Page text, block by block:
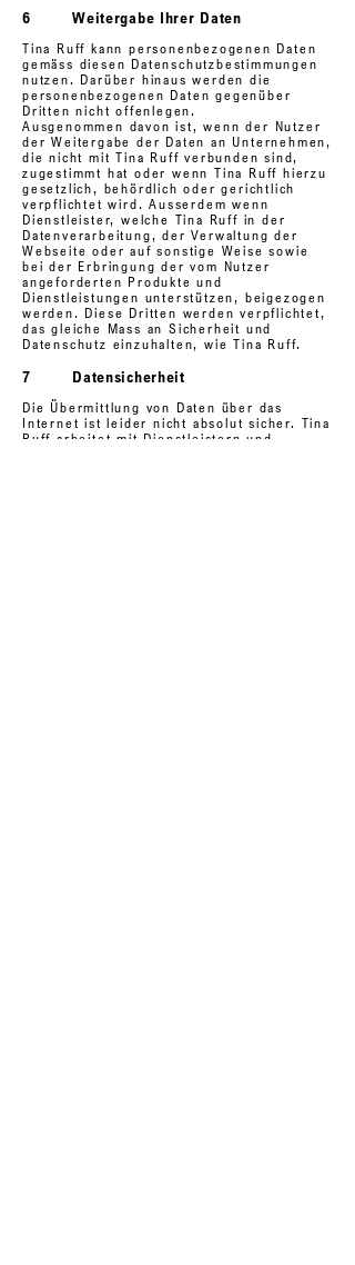
6 Weitergabe Ihrer Daten
Tina Ruff kann personenbezogenen Daten
gemäss diesen Datenschutzbestimmungen
nutzen. Darüber hinaus werden die
personenbezogenen Daten gegenüber
Dritten nicht offenlegen.
Ausgenommen davon ist, wenn der Nutzer
der Weitergabe der Daten an Unternehmen,
die nicht mit Tina Ruff verbunden sind,
zugestimmt hat oder wenn Tina Ruff hierzu
gesetzlich, behördlich oder gerichtlich
verpflichtet wird. Ausserdem wenn
Dienstleister, welche Tina Ruff in der
Datenverarbeitung, der Verwaltung der
Webseite oder auf sonstige Weise sowie
bei der Erbringung der vom Nutzer
angeforderten Produkte und
Dienstleistungen unterstützen, beigezogen
werden. Diese Dritten werden verpflichtet,
das gleiche Mass an Sicherheit und
Datenschutz einzuhalten, wie Tina Ruff.
7 Datensicherheit
Die Übermittlung von Daten über das
Internet ist leider nicht absolut sicher. Tina
Ruff arbeitet mit Dienstleistern und